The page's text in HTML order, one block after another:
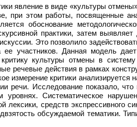
явление в виде «культуры
при этом работы, посвященные
обоснование
практики, затем
Это позволило
участников. Данная модель
культуры отмены в систему
речевые действия в рамках
измерение критики анализируется
речи. Исследование показало,
Систематическое
средств экспрессивного
обсуждаемой тематики.